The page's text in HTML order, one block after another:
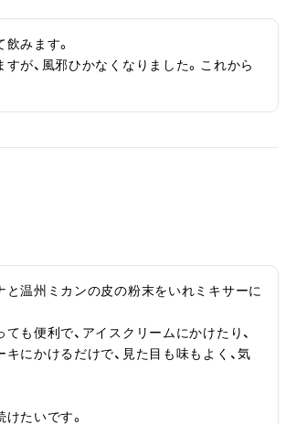
みます。
が、風邪ひかなくなりました。これから
と温州ミカンの皮の粉末をいれミキサーに
も便利で、アイスクリームにかけたり、
キにかけるだけで、見た目も味もよく、気
たいです。